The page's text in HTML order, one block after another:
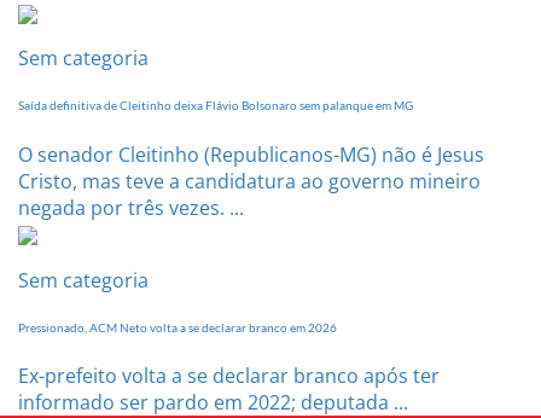
Sem categoria
Saída definitiva de Cleitinho deixa Flávio Bolsonaro sem palanque em MG
O senador Cleitinho (Republicanos-MG) não é Jesus
Cristo, mas teve a candidatura ao governo mineiro
negada por três vezes. ...
Sem categoria
Pressionado, ACM Neto volta a se declarar branco em 2026
Ex-prefeito volta a se declarar branco após ter
informado ser pardo em 2022; deputada ...